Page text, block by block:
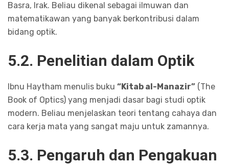
Basra, Irak. Beliau dikenal sebagai ilmuwan dan
matematikawan yang banyak berkontribusi dalam
bidang optik.
5.2. Penelitian dalam Optik
Ibnu Haytham menulis buku “Kitab al-Manazir” (The
Book of Optics) yang menjadi dasar bagi studi optik
modern. Beliau menjelaskan teori tentang cahaya dan
cara kerja mata yang sangat maju untuk zamannya.
5.3. Pengaruh dan Pengakuan